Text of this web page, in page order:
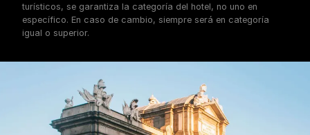
turísticos, se garantiza la categoría del hotel, no uno en
específico. En caso de cambio, siempre será en categoría
igual o superior.